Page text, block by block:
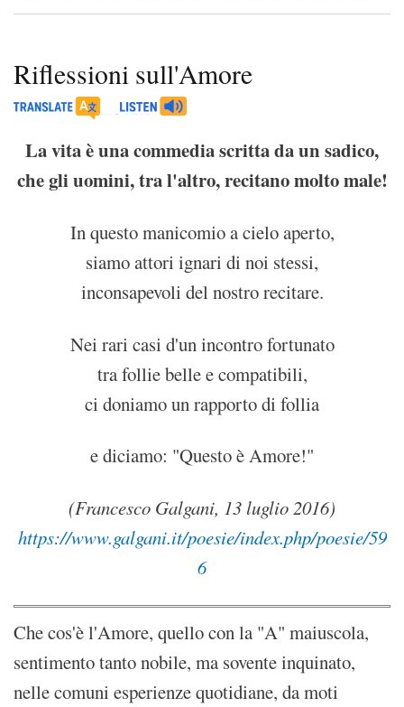
Riflessioni sull'Amore
La vita è una commedia scritta da un sadico,
che gli uomini, tra l'altro, recitano molto male!
In questo manicomio a cielo aperto,
siamo attori ignari di noi stessi,
inconsapevoli del nostro recitare.
Nei rari casi d'un incontro fortunato
tra follie belle e compatibili,
ci doniamo un rapporto di follia
e diciamo: "Questo è Amore!"
(Francesco Galgani, 13 luglio 2016)
https://www.galgani.it/poesie/index.php/poesie/59
6
Che cos'è l'Amore, quello con la "A" maiuscola,
sentimento tanto nobile, ma sovente inquinato,
nelle comuni esperienze quotidiane, da moti